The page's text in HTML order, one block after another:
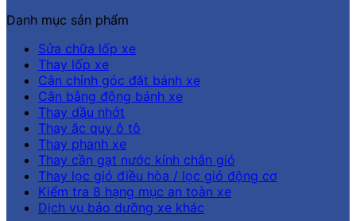
Danh mục sản phẩm
Sửa chữa lốp xe
Thay lốp xe
Cân chỉnh góc đặt bánh xe
Cân bằng động bánh xe
Thay dầu nhớt
Thay ắc quy ô tô
Thay phanh xe
Thay cần gạt nước kính chắn gió
Thay lọc gió điều hòa / lọc gió động cơ
Kiểm tra 8 hạng mục an toàn xe
Dịch vụ bảo dưỡng xe khác